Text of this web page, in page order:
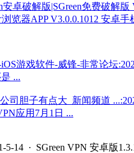
安卓破解版|SGreen免费破解
览器APP V3.0.0.1012 安卓
游戏软件-威锋-非常论坛
...
司胆子有点大_新闻频道
应用7月1日 ...
5-14 · SGreen VPN 安卓版